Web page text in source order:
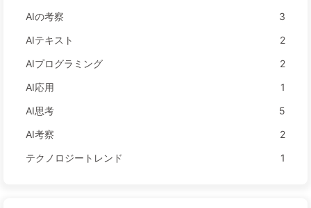
AIの考察
3
AIテキスト
2
AIプログラミング
2
AI応用
1
AI思考
5
AI考察
2
テクノロジートレンド
1